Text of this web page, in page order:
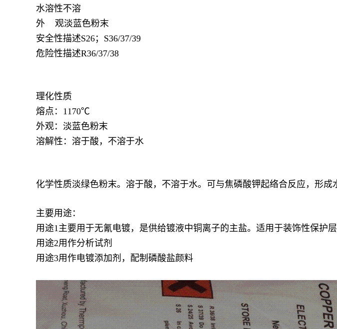
水溶性不溶
外 观淡蓝色粉末
安全性描述S26；S36/37/39
危险性描述R36/37/38
理化性质
熔点：1170℃
外观：淡蓝色粉末
溶解性：溶于酸，不溶于水
化学性质淡绿色粉末。溶于酸，不溶于水。可与焦磷酸钾起络合反应，形成
主要用途：
用途1主要用于无氰电镀，是供给镀液中铜离子的主盐。适用于装饰性保护
用途2用作分析试剂
用途3用作电镀添加剂，配制磷酸盐颜料